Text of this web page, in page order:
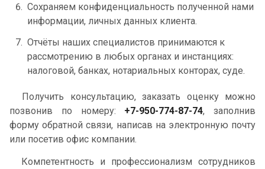
Сохраняем конфиденциальность полученной нами
информации, личных данных клиента.
Отчёты наших специалистов принимаются к
рассмотрению в любых органах и инстанциях:
налоговой, банках, нотариальных конторах, суде.
Получить консультацию, заказать оценку можно
позвонив по номеру: +7-950-774-87-74, заполнив
форму обратной связи, написав на электронную почту
или посетив офис компании.
Компетентность и профессионализм сотрудников